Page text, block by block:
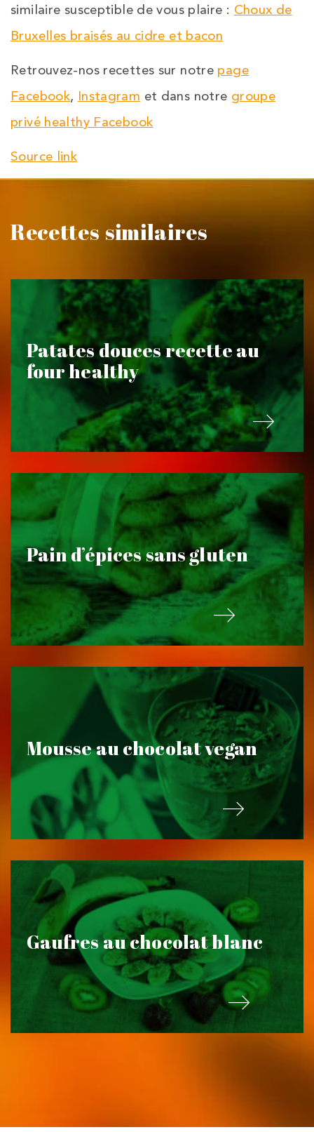
similaire susceptible de vous plaire : Choux de
Bruxelles braisés au cidre et bacon
Retrouvez-nos recettes sur notre page
Facebook, Instagram et dans notre groupe
privé healthy Facebook
Source link
Recettes similaires
Patates douces recette au
four healthy
Pain d’épices sans gluten
Mousse au chocolat vegan
Gaufres au chocolat blanc